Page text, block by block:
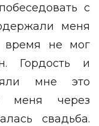
с
меня
время не мог
Гордость и
мне это
меня через
свадьба.